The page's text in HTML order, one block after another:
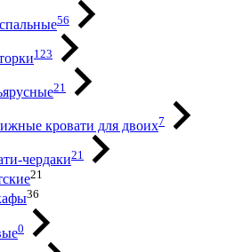
56
123
21
кровати для двоих7
чердаки21
21
36
0